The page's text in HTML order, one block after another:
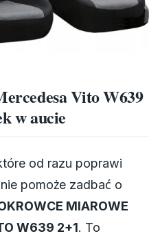
Vito W639
w aucie
od razu poprawi
pomoże zadbać o
MIAROWE
W639 2+1. To